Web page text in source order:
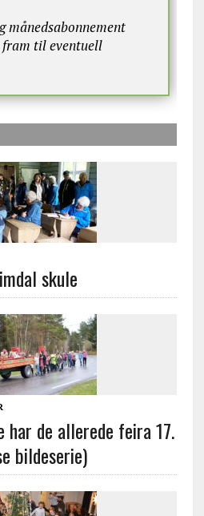
månedsabonnement
til eventuell
skule
har de allerede feira 17.
bildeserie)